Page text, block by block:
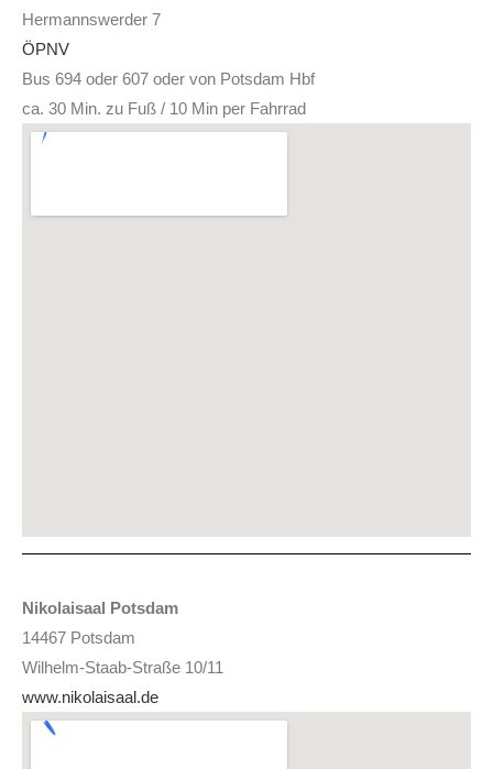
Hermannswerder 7
ÖPNV
Bus 694 oder 607 oder von Potsdam Hbf
ca. 30 Min. zu Fuß / 10 Min per Fahrrad
Nikolaisaal Potsdam
14467 Potsdam
Wilhelm-Staab-Straße 10/11
www.nikolaisaal.de